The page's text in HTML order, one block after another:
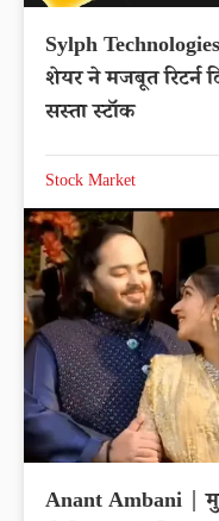
Sylph
शेयर ने मजबूत रिटर्न
सस्ता स्टॉक
Stock Market
Anant Ambani |